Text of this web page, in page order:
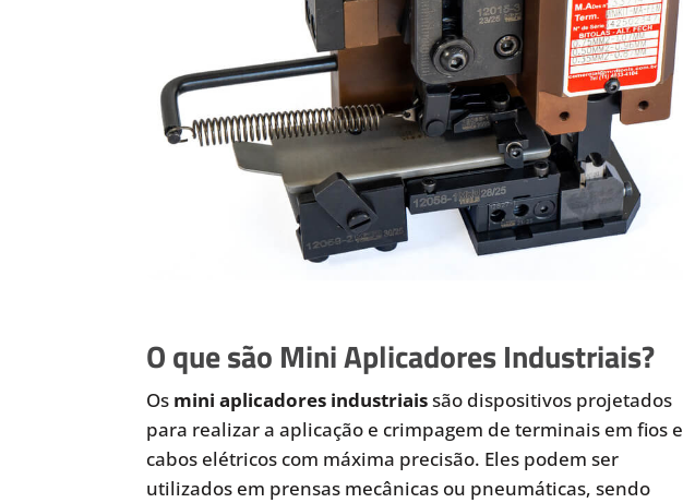
O que são Mini Aplicadores Industriais?
Os mini aplicadores industriaissão dispositivos projetados
para realizar a aplicação e crimpagem de terminais em fios e
cabos elétricos com máxima precisão. Eles podem ser
utilizados em prensas mecânicas ou pneumáticas, sendo